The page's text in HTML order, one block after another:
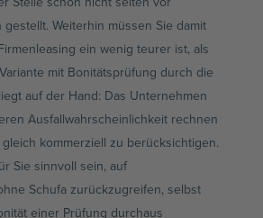
Weiterhin müssen Sie damit
ein wenig teurer ist, als
mit Bonitätsprüfung durch die
auf der Hand: Das Unternehmen
Ausfallwahrscheinlichkeit rechnen
kommerziell zu berücksichtigen.
Sie sinnvoll sein, auf
Schufa zurückzugreifen, selbst
einer Prüfung durchaus